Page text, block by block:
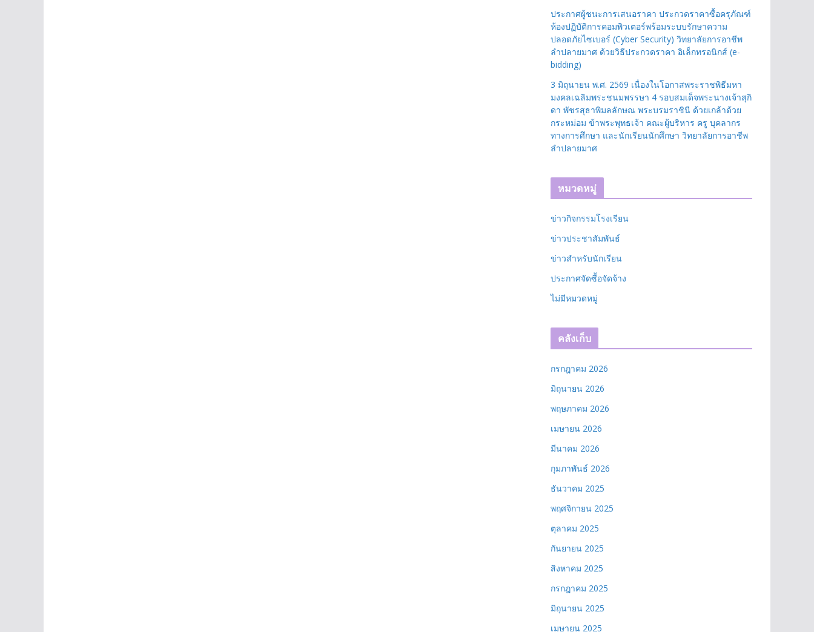
ประกาศผู้ชนะการเสนอราคา ประกวดราคาซื้อครุภัณฑ์
ห้องปฏิบัติการคอมพิวเตอร์พร้อมระบบรักษาความ
ปลอดภัยไซเบอร์ (Cyber Security) วิทยาลัยการอาชีพ
ลำปลายมาศ ด้วยวิธีประกวดราคา อิเล็กทรอนิกส์ (e-
bidding)
3 มิถุนายน พ.ศ. 2569 เนื่องในโอกาสพระราชพิธีมหา
มงคลเฉลิมพระชนมพรรษา 4 รอบสมเด็จพระนางเจ้าสุกิ
ดา พัชรสุธาพิมลลักษณ พระบรมราชินี ด้วยเกล้าด้วย
กระหม่อม ข้าพระพุทธเจ้า คณะผู้บริหาร ครู บุคลากร
ทางการศึกษา และนักเรียนนักศึกษา วิทยาลัยการอาชีพ
ลำปลายมาศ
หมวดหมู่
ข่าวกิจกรรมโรงเรียน
ข่าวประชาสัมพันธ์
ข่าวสำหรับนักเรียน
ประกาศจัดซื้อจัดจ้าง
ไม่มีหมวดหมู่
คลังเก็บ
กรกฎาคม 2026
มิถุนายน 2026
พฤษภาคม 2026
เมษายน 2026
มีนาคม 2026
กุมภาพันธ์ 2026
ธันวาคม 2025
พฤศจิกายน 2025
ตุลาคม 2025
กันยายน 2025
สิงหาคม 2025
กรกฎาคม 2025
มิถุนายน 2025
เมษายน 2025